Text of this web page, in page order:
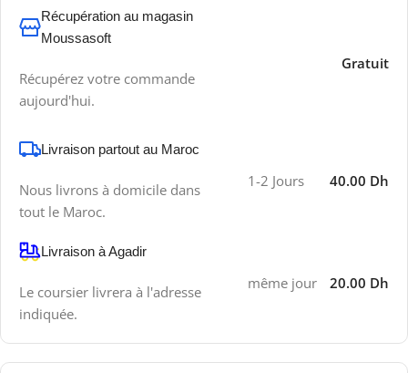
Récupération au magasin
Moussasoft
Récupérez votre commande
aujourd'hui.
Gratuit
Livraison partout au Maroc
Nous livrons à domicile dans
tout le Maroc.
1-2 Jours 40.00 Dh
Livraison à Agadir
Le coursier livrera à l'adresse
indiquée.
même jour 20.00 Dh